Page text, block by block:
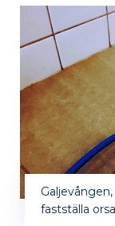
fastställa